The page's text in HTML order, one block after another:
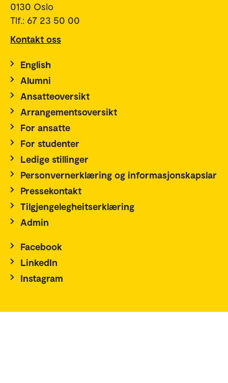
0130 Oslo
Tlf.: 67 23 50 00
Kontakt oss
English
Alumni
Ansatteoversikt
Arrangementsoversikt
For ansatte
For studenter
Ledige stillinger
Personvernerklæring og informasjonskapslar
Pressekontakt
Tilgjengelegheitserklæring
Admin
Facebook
LinkedIn
Instagram